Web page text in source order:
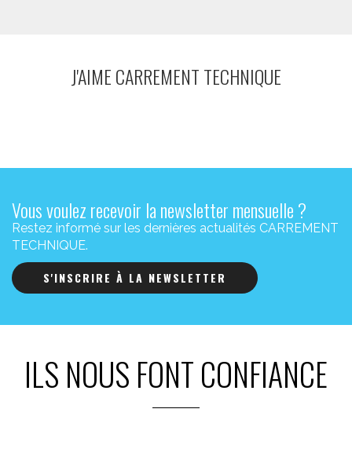
J'AIME CARREMENT TECHNIQUE
Vous voulez recevoir la newsletter mensuelle ?
Restez informé sur les dernières actualités CARREMENT
TECHNIQUE.
S'INSCRIRE À LA NEWSLETTER
ILS NOUS FONT CONFIANCE